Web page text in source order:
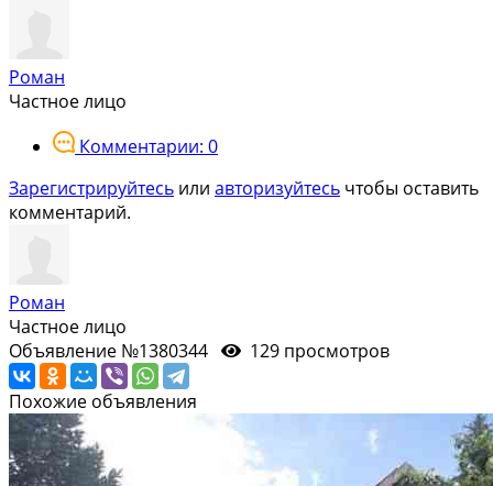
Роман
Частное лицо
Комментарии: 0
Зарегистрируйтесь или авторизуйтесь чтобы оставить
комментарий.
Роман
Частное лицо
Объявление №1380344
129 просмотров
Похожие объявления